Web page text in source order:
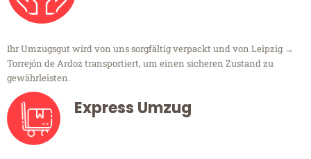
Ihr Umzugsgut wird von uns sorgfältig verpackt und von Leipzig →
Torrejón de Ardoz transportiert, um einen sicheren Zustand zu
gewährleisten.
Express Umzug